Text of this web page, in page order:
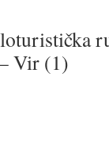
Vir (1)